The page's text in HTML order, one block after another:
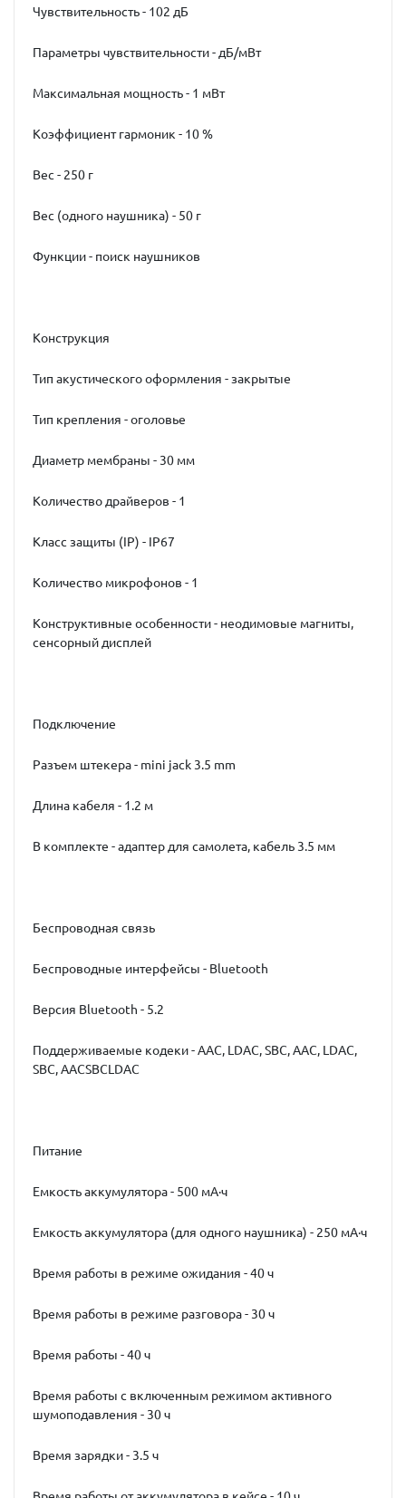
Чувствительность - 102 дБ
Параметры чувствительности - дБ/мВт
Максимальная мощность - 1 мВт
Коэффициент гармоник - 10 %
Вес - 250 г
Вес (одного наушника) - 50 г
Функции - поиск наушников
Конструкция
Тип акустического оформления - закрытые
Тип крепления - оголовье
Диаметр мембраны - 30 мм
Количество драйверов - 1
Класс защиты (IP) - IP67
Количество микрофонов - 1
Конструктивные особенности - неодимовые магниты,
сенсорный дисплей
Подключение
Разъем штекера - mini jack 3.5 mm
Длина кабеля - 1.2 м
В комплекте - адаптер для самолета, кабель 3.5 мм
Беспроводная связь
Беспроводные интерфейсы - Bluetooth
Версия Bluetooth - 5.2
Поддерживаемые кодеки - AAC, LDAC, SBC, AAC, LDAC,
SBC, AACSBCLDAC
Питание
Емкость аккумулятора - 500 мА·ч
Емкость аккумулятора (для одного наушника) - 250 мА·ч
Время работы в режиме ожидания - 40 ч
Время работы в режиме разговора - 30 ч
Время работы - 40 ч
Время работы с включенным режимом активного
шумоподавления - 30 ч
Время зарядки - 3.5 ч